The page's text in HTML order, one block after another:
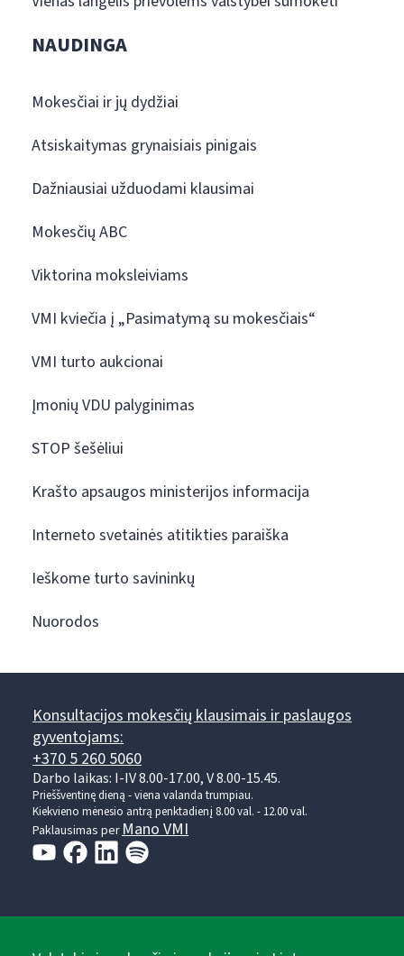
NAUDINGA
Mokesčiai ir jų dydžiai
Atsiskaitymas grynaisiais pinigais
Dažniausiai užduodami klausimai
Mokesčių ABC
Viktorina moksleiviams
VMI kviečia į „Pasimatymą su mokesčiais“
VMI turto aukcionai
Įmonių VDU palyginimas
STOP šešėliui
Krašto apsaugos ministerijos informacija
Interneto svetainės atitikties paraiška
Ieškome turto savininkų
Nuorodos
Konsultacijos mokesčių klausimais ir paslaugos
gyventojams:
+370 5 260 5060
Darbo laikas: I-IV 8.00-17.00, V 8.00-15.45.
Prieššventinę dieną - viena valanda trumpiau.
Kiekvieno mėnesio antrą penktadienį 8.00 val. - 12.00 val.
Paklausimas perMano VMI